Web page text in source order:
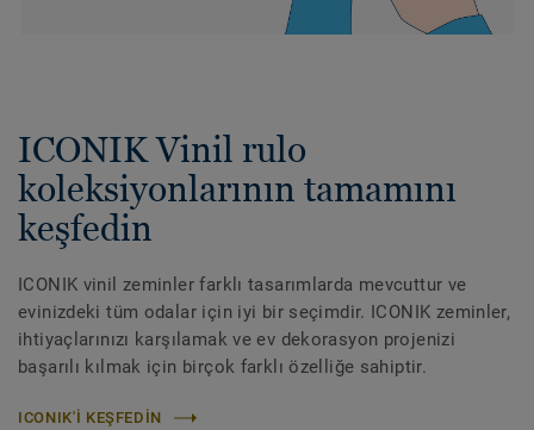
ICONIK Vinil rulo
koleksiyonlarının tamamını
keşfedin
ICONIK vinil zeminler farklı tasarımlarda mevcuttur ve
evinizdeki tüm odalar için iyi bir seçimdir. ICONIK zeminler,
ihtiyaçlarınızı karşılamak ve ev dekorasyon projenizi
başarılı kılmak için birçok farklı özelliğe sahiptir.
ICONIK'I KEŞFEDIN